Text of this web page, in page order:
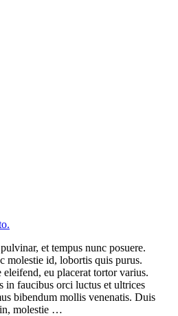
et tempus nunc posuere.
molestie id, lobortis quis purus.
eu placerat tortor varius.
in faucibus orci luctus et ultrices
bibendum mollis venenatis. Duis
molestie …